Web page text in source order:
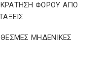
ΦΟΡΟΥ ΑΠΟ
ΜΗΔΕΝΙΚΕΣ